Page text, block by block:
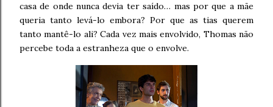
casa de onde nunca devia ter saído… mas por que a mãe
queria tanto levá-lo embora? Por que as tias querem
tanto mantê-lo ali? Cada vez mais envolvido, Thomas não
percebe toda a estranheza que o envolve.